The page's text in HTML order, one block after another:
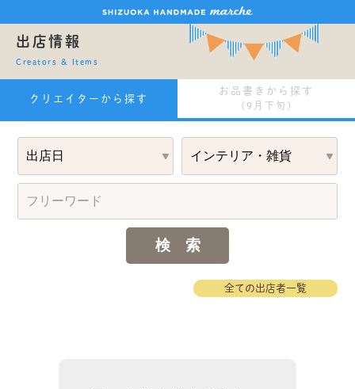
出店情報
Creators & Items
クリエイターから探す
お品書きから探す
(9月下旬)
全ての出店者一覧